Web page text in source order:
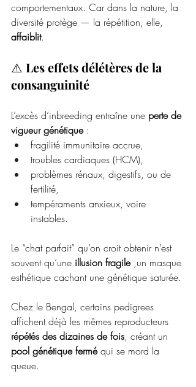
comportementaux. Car dans la nature, la
diversité protège — la répétition, elle,
affaiblit.
⚠️ Les effets délétères de la
consanguinité
L’excès d’inbreeding entraîne une perte de
vigueur génétique :
fragilité immunitaire accrue,
troubles cardiaques (HCM),
problèmes rénaux, digestifs, ou de
fertilité,
tempéraments anxieux, voire
instables.
Le “chat parfait” qu’on croit obtenir n’est
souvent qu’une illusion fragile ,un masque
esthétique cachant une génétique saturée.
Chez le Bengal, certains pedigrees
affichent déjà les mêmes reproducteurs
répétés des dizaines de fois, créant un
pool génétique fermé qui se mord la
queue.